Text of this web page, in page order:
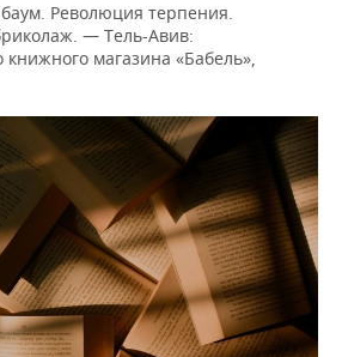
Революция терпения.
— Тель-Авив:
книжного магазина «Бабель»,